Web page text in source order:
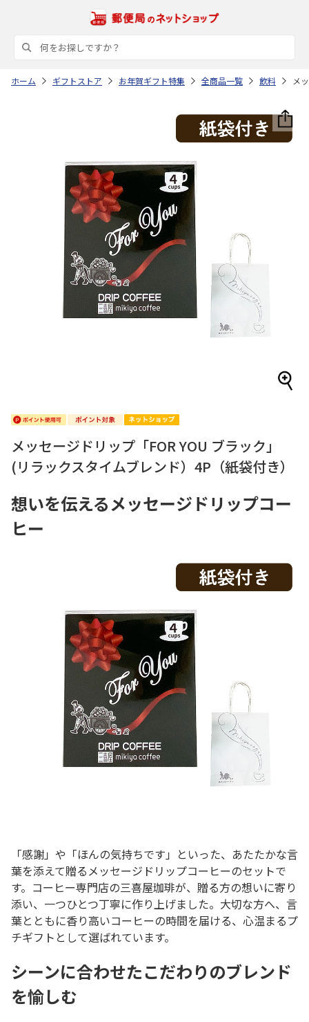
ホーム ギフトストア お年賀ギフト特集 全商品一覧 飲料 メ
メッセージドリップ「FOR YOU ブラック」
(リラックスタイムブレンド）4P（紙袋付き）
想いを伝えるメッセージドリップコー
ヒー
「感謝」や「ほんの気持ちです」といった、あたたかな言
葉を添えて贈るメッセージドリップコーヒーのセットで
す。コーヒー専門店の三喜屋珈琲が、贈る方の想いに寄り
添い、一つひとつ丁寧に作り上げました。大切な方へ、言
葉とともに香り高いコーヒーの時間を届ける、心温まるプ
チギフトとして選ばれています。
シーンに合わせたこだわりのブレンド
を愉しむ